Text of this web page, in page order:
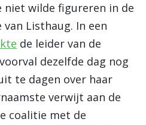
niet wilde figureren in de
Listhaug. In een
de leider van de
dezelfde dag nog
te dagen over haar
verwijt aan de
coalitie met de